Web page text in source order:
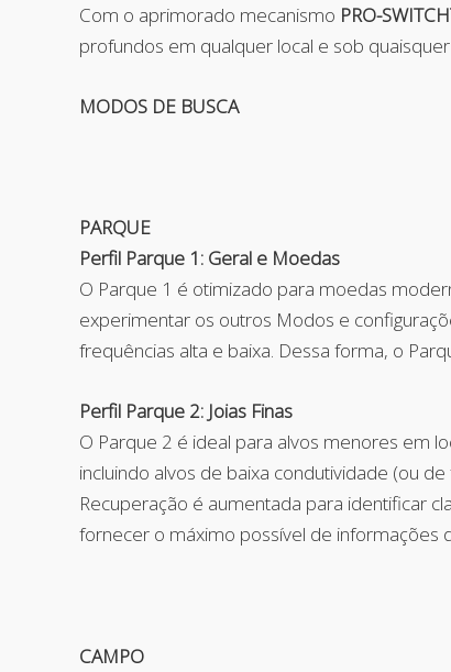
Com o aprimorado mecanismo PRO-
profundos em qualquer local e sob
MODOS DE BUSCA
PARQUE
Perfil Parque 1: Geral e Moedas
O Parque 1 é otimizado para moedas
experimentar os outros Modos e
frequências alta e baixa. Dessa forma, o
Perfil Parque 2: Joias Finas
O Parque 2 é ideal para alvos menores em
incluindo alvos de baixa condutividade (ou
Recuperação é aumentada para identificar
fornecer o máximo possível de informações
CAMPO